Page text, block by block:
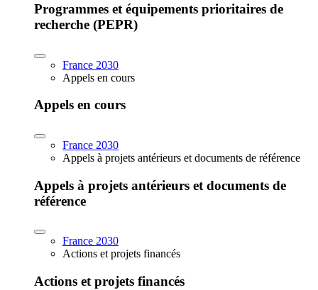
Programmes et équipements prioritaires de
recherche (PEPR)
France 2030
Appels en cours
Appels en cours
France 2030
Appels à projets antérieurs et documents de référence
Appels à projets antérieurs et documents de
référence
France 2030
Actions et projets financés
Actions et projets financés